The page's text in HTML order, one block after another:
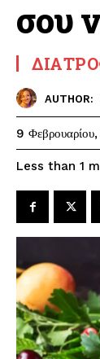
σου
AUTHOR:
9
Less than 1